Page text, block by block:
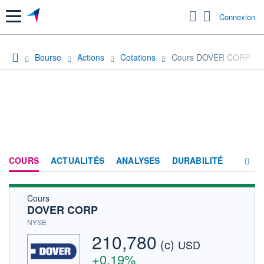
Menu Connexion
Bourse Actions Cotations Cours DOVER CORP
COURS ACTUALITÉS ANALYSES DURABILITÉ
HISTORIQUE
Cours
DOVER CORP
NYSE
210,780 (c) USD
+0,19%